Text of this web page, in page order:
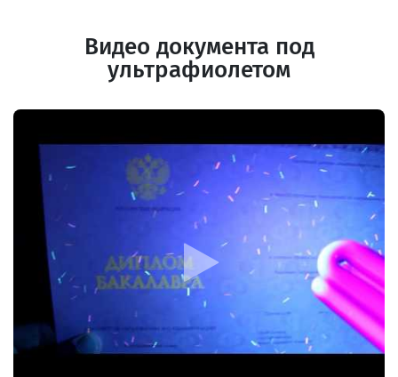
Видео документа под
ультрафиолетом